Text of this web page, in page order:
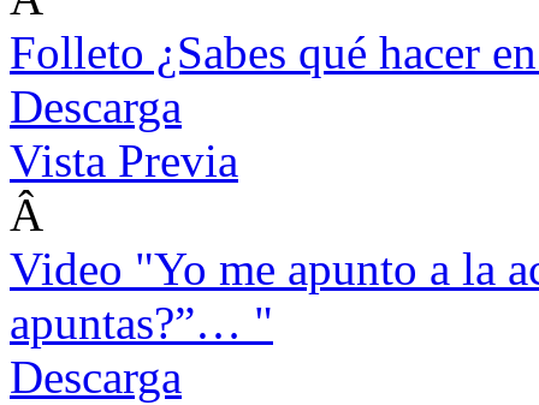
Folleto ¿Sabes qué hacer
Descarga
Vista Previa
Â
Video "Yo me apunto a la
apuntas?”… "
Descarga